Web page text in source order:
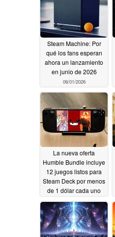
Steam Machine: Por
qué los fans esperan
ahora un lanzamiento
en junio de 2026
06/01/2026
La nueva oferta
Humble Bundle incluye
12 juegos listos para
Steam Deck por menos
de 1 dólar cada uno
06/01/2026